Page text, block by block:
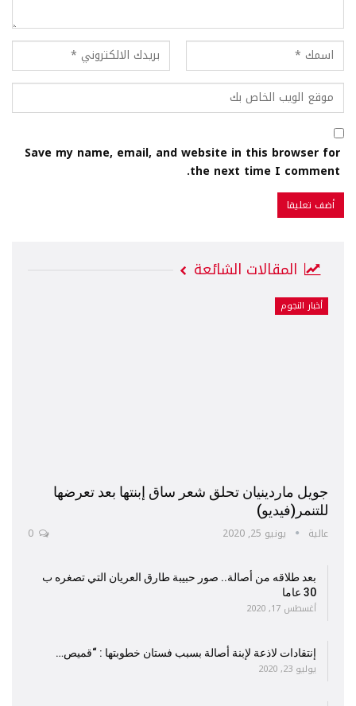
Save my name, email, and website in this browser for
the next time I comment.
المقالات الشائعة
أخبار النجوم
جويل ماردينيان تحلق شعر ساق إبنتها بعد تعرضها
للتنمر(فيديو)
عالية يونيو 25, 2020
بعد طلاقه من أصالة.. صور حبيبة طارق العريان التي تصغره ب
30 عاما
أغسطس 17, 2020
إنتقادات لاذعة لإبنة أصالة بسبب فستان خطوبتها : “قميص…
يوليو 23, 2020